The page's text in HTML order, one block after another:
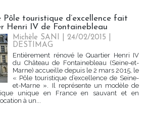
Pôle touristique d’excellence fait
Henri IV de Fontainebleau
Michèle SANI | 24/02/2015
DESTIMAG
Entièrement rénové le Quartier Henri IV
du Château de Fontainebleau (Seine-et-
Marne) accueille depuis le 2 mars 2015, le
« Pôle touristique d’excellence de Seine-
et-Marne ». Il représente un modèle de
unique en France en sauvant et en
à un...